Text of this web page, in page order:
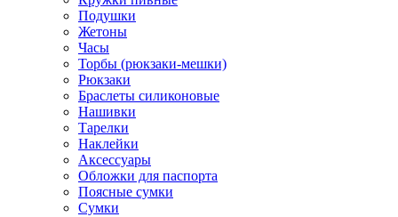
Подушки
Жетоны
Часы
Торбы (рюкзаки-мешки)
Рюкзаки
Браслеты силиконовые
Нашивки
Тарелки
Наклейки
Аксессуары
Обложки для паспорта
Поясные сумки
Сумки